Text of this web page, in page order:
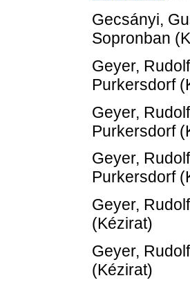
Gecsányi,
Sopronban
Geyer,
Purkersdorf
Geyer,
Purkersdorf
Geyer,
Purkersdorf
Geyer,
(Kézirat)
Geyer,
(Kézirat)